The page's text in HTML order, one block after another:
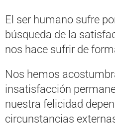
El ser humano sufre
búsqueda de la
nos hace sufrir de
Nos hemos
insatisfacción
nuestra felicidad
circunstancias